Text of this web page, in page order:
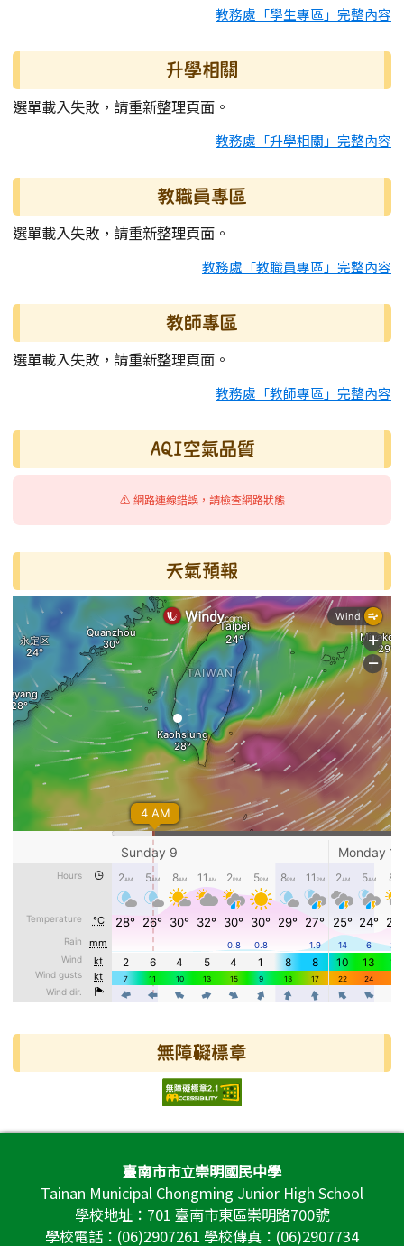
教務處「學生專區」完整內容
升學相關
選單載入失敗，請重新整理頁面。
教務處「升學相關」完整內容
教職員專區
選單載入失敗，請重新整理頁面。
教務處「教職員專區」完整內容
教師專區
選單載入失敗，請重新整理頁面。
教務處「教師專區」完整內容
AQI空氣品質
⚠️ 網路連線錯誤，請檢查網路狀態
天氣預報
無障礙標章
頁尾區域內容臺南市市立崇明國民中學
Tainan Municipal Chongming Junior High School
學校地址：701 臺南市東區崇明路700號
學校電話：(06)2907261 學校傳真：(06)2907734